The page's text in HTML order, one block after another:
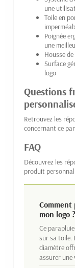
une
Toile en
Poignée
une
Housse
Surface
logo
Questions
Retrouvez les
concernant ce
FAQ
Découvrez les
produit
mon logo ?
Ce
sur sa toile.
diamètre
assurer une